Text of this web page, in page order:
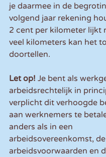
je daarmee in de
volgend jaar rekening
2 cent per kilometer lijkt
veel kilometers kan het
doortellen.
Let op! Je bent als
arbeidsrechtelijk in
verplicht dit verhoogde
aan werknemers te
anders als in een
arbeidsovereenkomst, de
arbeidsvoorwaarden en